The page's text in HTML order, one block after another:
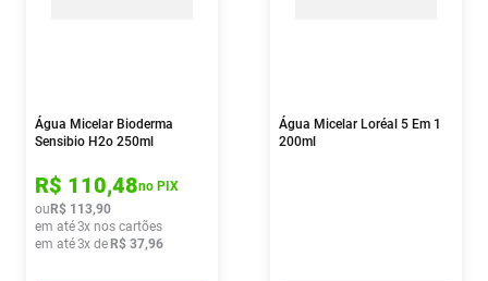
Água Micelar Bioderma
Sensibio H2o 250ml
R$ 110,48no PIX
ou R$ 113,90
em até3x nos cartões
em até3x de R$ 37,96
Água Micelar Loréal 5 Em 1
200ml